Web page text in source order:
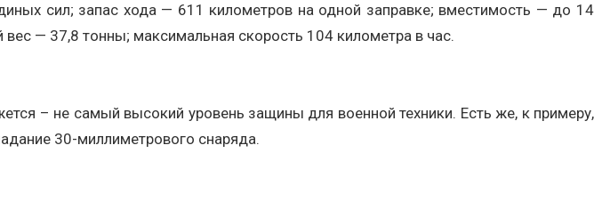
сил; запас хода — 611 километров на одной заправке; вместимость — до 14
— 37,8 тонны; максимальная скорость 104 километра в час.
– не самый высокий уровень защины для военной техники. Есть же, к примеру,
30-миллиметрового снаряда.